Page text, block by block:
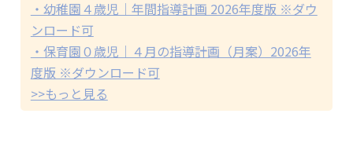
・幼稚園４歳児｜年間指導計画 2026年度版 ※ダウ
ンロード可
・保育園０歳児｜４月の指導計画（月案）2026年
度版 ※ダウンロード可
>>もっと見る